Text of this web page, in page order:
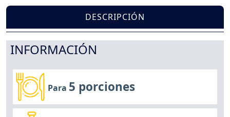
DESCRIPCIÓN
INFORMACIÓN
Para 5 porciones